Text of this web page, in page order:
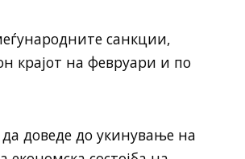
санкции,
крајот на февруари и по
доведе до укинување на